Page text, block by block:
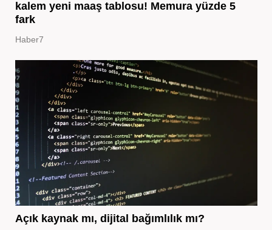
kalem yeni maaş tablosu! Memura yüzde 5
fark
Haber7
Açık kaynak mı, dijital bağımlılık mı?